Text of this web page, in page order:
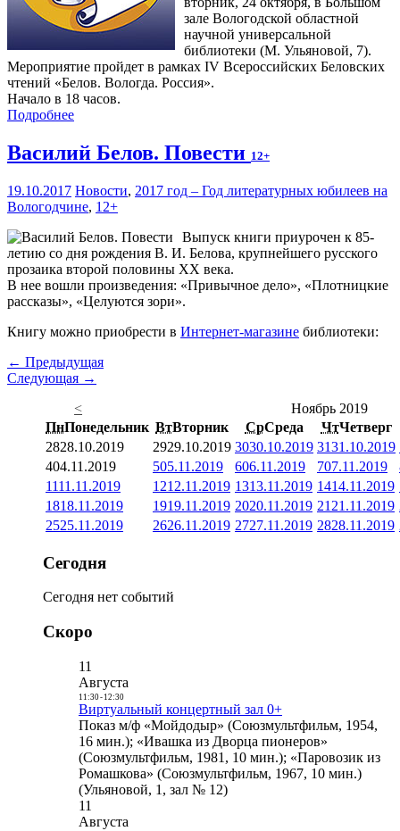
зале Вологодской областной
научной универсальной
библиотеки (М. Ульяновой, 7).
Мероприятие пройдет в рамках IV Всероссийских Беловских
чтений «Белов. Вологда. Россия».
Начало в 18 часов.
Подробнее
Василий Белов. Повести 12+
19.10.2017 Новости, 2017 год – Год литературных юбилеев на
Вологодчине, 12+
Выпуск книги приурочен к 85-
летию со дня рождения В. И. Белова, крупнейшего русского
прозаика второй половины XX века.
В нее вошли произведения: «Привычное дело», «Плотницкие
рассказы», «Целуются зори».
Книгу можно приобрести в Интернет-магазине библиотеки:
← Предыдущая
Следующая →
<
Ноябрь 2019
ПнПонедельник ВтВторник СрСреда ЧтЧетверг
2828.10.2019 2929.10.2019 3030.10.2019 3131.10.2019
404.11.2019 505.11.2019 606.11.2019 707.11.2019
1111.11.2019 1212.11.2019 1313.11.2019 1414.11.2019
1818.11.2019 1919.11.2019 2020.11.2019 21 21.11.2019
2525.11.2019 2626.11.2019 2727.11.2019 2828.11.2019
Сегодня
Сегодня нет событий
Скоро
11
Августа
11:30- 12:30
Виртуальный концертный зал 0+
Показ м/ф «Мойдодыр» (Союзмультфильм, 1954,
16 мин.); «Ивашка из Дворца пионеров»
(Союзмультфильм, 1981, 10 мин.); «Паровозик из
Ромашкова» (Союзмультфильм, 1967, 10 мин.)
(Ульяновой, 1, зал № 12)
11
Августа